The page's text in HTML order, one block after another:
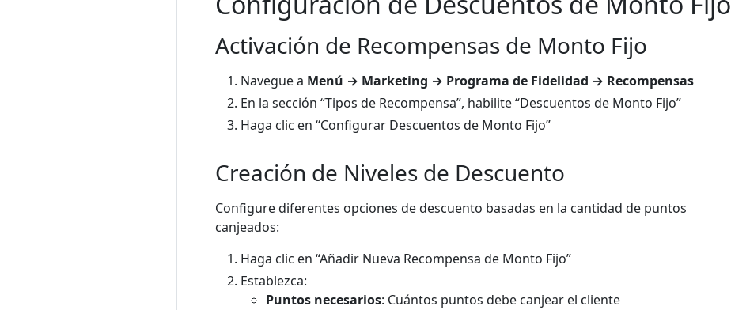
Activación de Recompensas de Monto Fijo
Navegue a Menú → Marketing → Programa de Fidelidad → Recompensas
En la sección “Tipos de Recompensa”, habilite “Descuentos de Monto Fijo”
Haga clic en “Configurar Descuentos de Monto Fijo”
Creación de Niveles de Descuento
Configure diferentes opciones de descuento basadas en la cantidad de puntos
canjeados:
Haga clic en “Añadir Nueva Recompensa de Monto Fijo”
Establezca:
Puntos necesarios: Cuántos puntos debe canjear el cliente